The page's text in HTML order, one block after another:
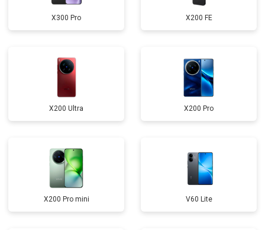
X300 Pro X200 FE
X200 Ultra X200 Pro
X200 Pro mini V60 Lite